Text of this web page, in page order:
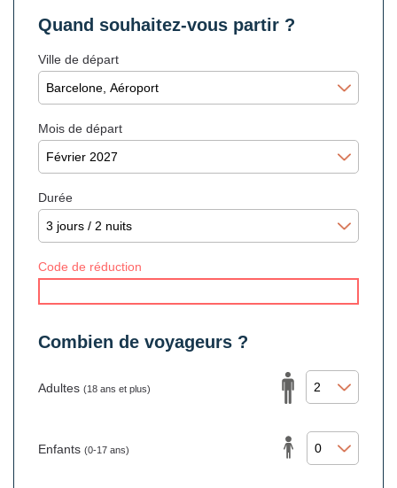
Quand souhaitez-vous partir ?
Ville de départ
Mois de départ
Durée
Code de réduction
Combien de voyageurs ?
Adultes (18 ans et plus)
Enfants (0-17 ans)